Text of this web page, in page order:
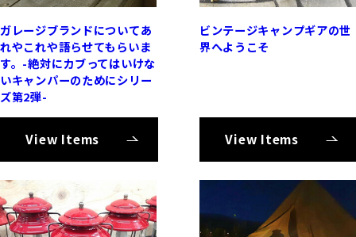
ガレージブランドについてあ
れやこれや語らせてもらいま
す。-絶対にカブってはいけな
いキャンパーのためにシリー
ズ第2弾-
View Items
ビンテージキャンプギアの世
界へようこそ
View Items